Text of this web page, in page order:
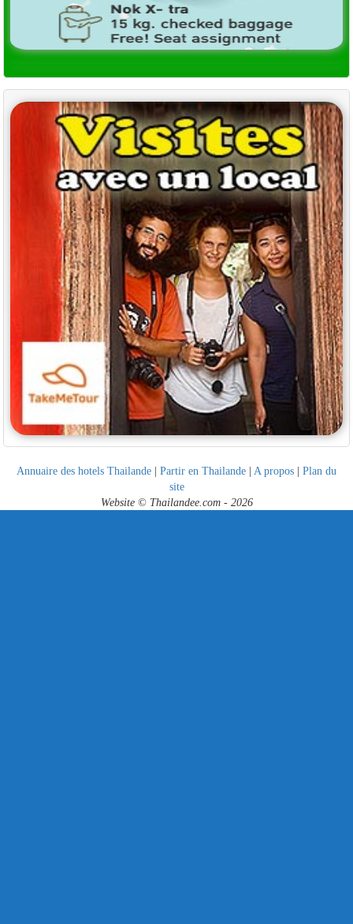
Annuaire des hotels Thailande | Partir en Thailande | A propos | Plan du
site
Website © Thailandee.com - 2026